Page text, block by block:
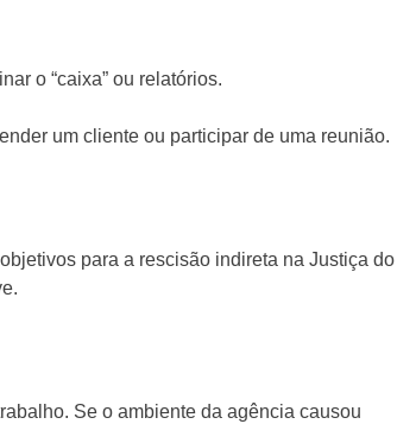
o “caixa” ou relatórios.
um cliente ou participar de uma reunião.
para a rescisão indireta na Justiça do
Se o ambiente da agência causou